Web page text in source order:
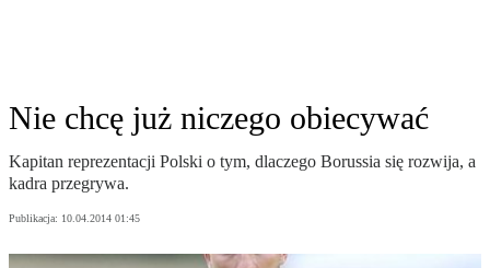
Nie chcę już niczego obiecywać
Kapitan reprezentacji Polski o tym, dlaczego Borussia się rozwija, a
kadra przegrywa.
Publikacja: 10.04.2014 01:45